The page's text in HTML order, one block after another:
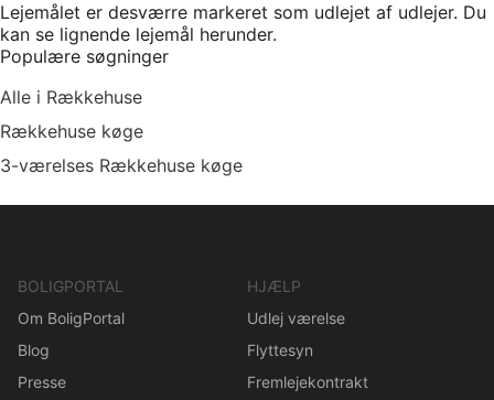
Lejemålet er desværre markeret som udlejet af udlejer. Du
kan se lignende lejemål herunder.
Populære søgninger
Alle i Rækkehuse
Rækkehuse køge
3-værelses Rækkehuse køge
BOLIGPORTAL
Om BoligPortal
Blog
Presse
HJÆLP
Udlej værelse
Flyttesyn
Fremlejekontrakt